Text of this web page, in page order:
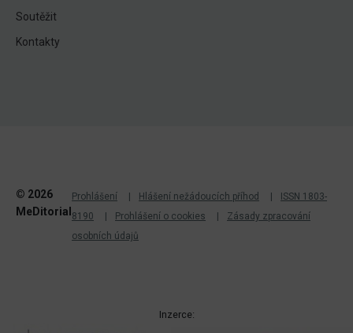
Soutěžit
Kontakty
© 2026
MeDitorial
Prohlášení Hlášení nežádoucích příhod
ISSN 1803-
8190
Prohlášení o cookies
Zásady zpracování
osobních údajů
Inzerce: